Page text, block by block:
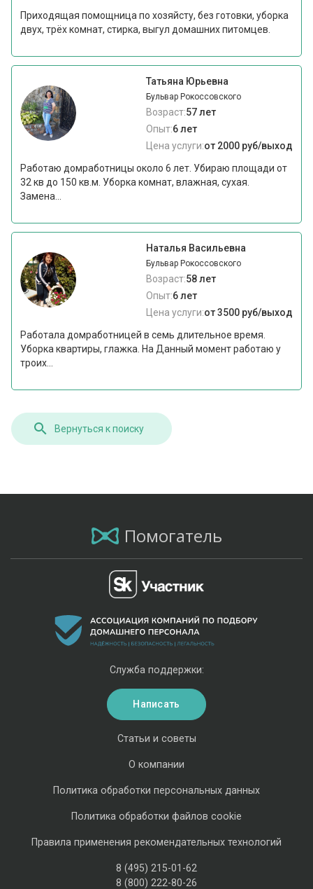
Приходящая помощница по хозяйсту, без готовки, уборка
двух, трёх комнат, стирка, выгул домашних питомцев.
Татьяна Юрьевна
Бульвар Рокоссовского
Возраст:57 лет
Опыт:6 лет
Цена услуги:от 2000 руб/выход
Работаю домработницы около 6 лет. Убираю площади от
32 кв до 150 кв.м. Уборка комнат, влажная, сухая.
Замена...
Наталья Васильевна
Бульвар Рокоссовского
Возраст:58 лет
Опыт:6 лет
Цена услуги:от 3500 руб/выход
Работала домработницей в семь длительное время.
Уборка квартиры, глажка. На Данный момент работаю у
троих...
Вернуться к поиску
Помогатель
Статьи и советы
О компании
Политика обработки персональных данных
Политика обработки файлов cookie
Правила применения рекомендательных технологий
8 (495) 215-01-62
8 (800) 222-80-26
Служба поддержки:
Написать